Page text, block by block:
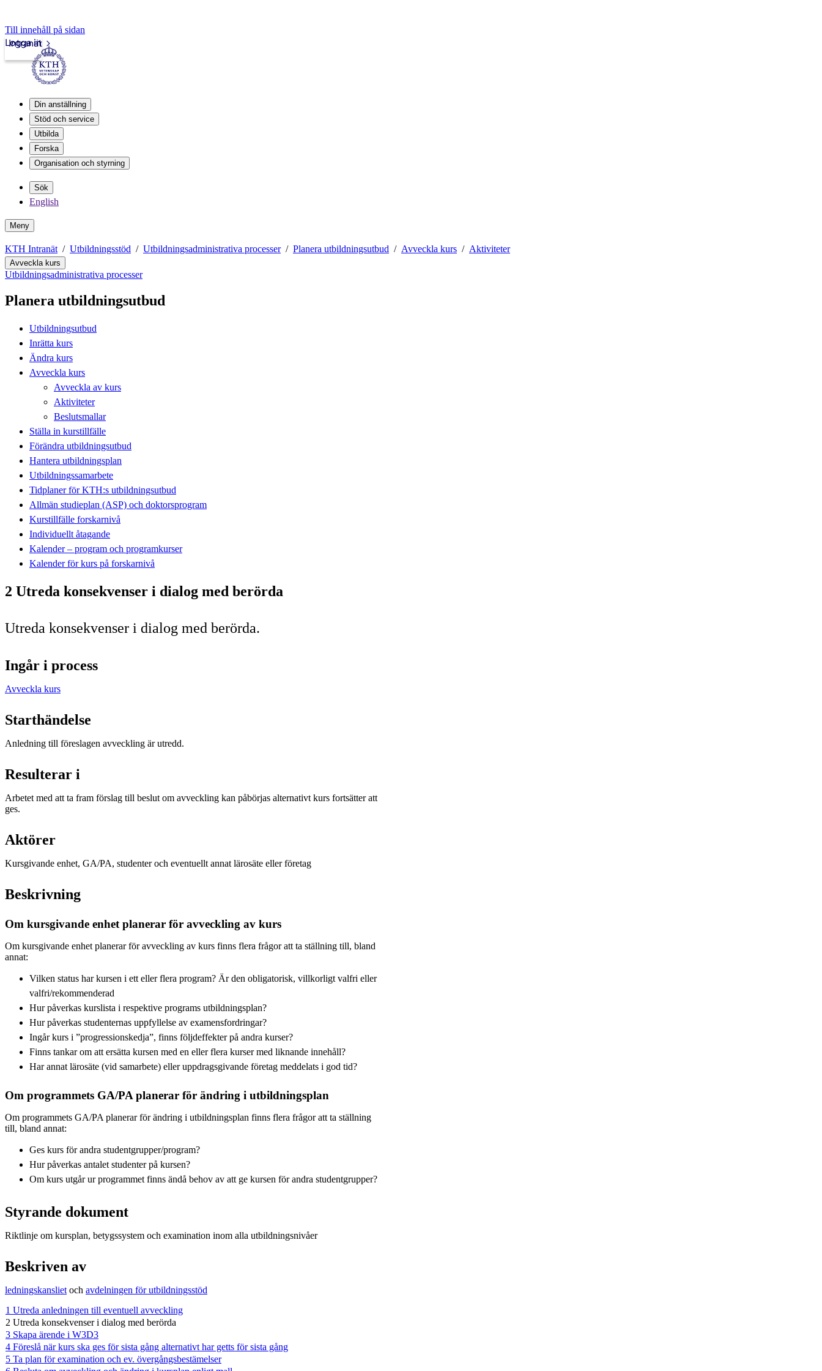
Till innehåll på sidan
Intranät
Logga in
Din anställning
Stöd och service
Utbilda
Forska
Organisation och styrning
Sök
English
Meny
KTH Intranät Utbildningsstöd Utbildningsadministrativa processer Planera utbildningsutbud Avveckla kurs Aktiviteter
Avveckla kurs
Utbildningsadministrativa processer
Planera utbildningsutbud
Utbildningsutbud
Inrätta kurs
Ändra kurs
Avveckla kurs
Avveckla av kurs
Aktiviteter
Beslutsmallar
Ställa in kurstillfälle
Förändra utbildningsutbud
Hantera utbildningsplan
Utbildningssamarbete
Tidplaner för KTH:s utbildningsutbud
Allmän studieplan (ASP) och doktorsprogram
Kurstillfälle forskarnivå
Individuellt åtagande
Kalender – program och programkurser
Kalender för kurs på forskarnivå
2 Utreda konsekvenser i dialog med berörda
Utreda konsekvenser i dialog med berörda.
Ingår i process
Avveckla kurs
Starthändelse
Anledning till föreslagen avveckling är utredd.
Resulterar i
Arbetet med att ta fram förslag till beslut om avveckling kan påbörjas alternativt kurs fortsätter att
ges.
Aktörer
Kursgivande enhet, GA/PA, studenter och eventuellt annat lärosäte eller företag
Beskrivning
Om kursgivande enhet planerar för avveckling av kurs
Om kursgivande enhet planerar för avveckling av kurs finns flera frågor att ta ställning till, bland
annat:
Vilken status har kursen i ett eller flera program? Är den obligatorisk, villkorligt valfri eller
valfri/rekommenderad
Hur påverkas kurslista i respektive programs utbildningsplan?
Hur påverkas studenternas uppfyllelse av examensfordringar?
Ingår kurs i ”progressionskedja”, finns följdeffekter på andra kurser?
Finns tankar om att ersätta kursen med en eller flera kurser med liknande innehåll?
Har annat lärosäte (vid samarbete) eller uppdragsgivande företag meddelats i god tid?
Om programmets GA/PA planerar för ändring i utbildningsplan
Om programmets GA/PA planerar för ändring i utbildningsplan finns flera frågor att ta ställning
till, bland annat:
Ges kurs för andra studentgrupper/program?
Hur påverkas antalet studenter på kursen?
Om kurs utgår ur programmet finns ändå behov av att ge kursen för andra studentgrupper?
Styrande dokument
Riktlinje om kursplan, betygssystem och examination inom alla utbildningsnivåer
Beskriven av
ledningskansliet och avdelningen för utbildningsstöd
1 Utreda anledningen till eventuell avveckling
2 Utreda konsekvenser i dialog med berörda
3 Skapa ärende i W3D3
4 Föreslå när kurs ska ges för sista gång alternativt har getts för sista gång
5 Ta plan för examination och ev. övergångsbestämelser